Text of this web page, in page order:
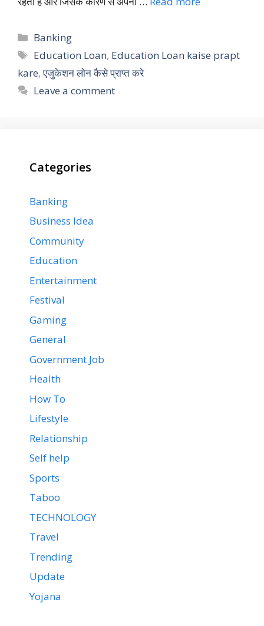
Categories
Banking
Tags
Education Loan, Education Loan kaise prapt
kare,एजुकेशन लोन कैसे प्राप्त करे
Leave a comment
Categories
Banking
Business Idea
Community
Education
Entertainment
Festival
Gaming
General
Government Job
Health
How To
Lifestyle
Relationship
Self help
Sports
Taboo
TECHNOLOGY
Travel
Trending
Update
Yojana